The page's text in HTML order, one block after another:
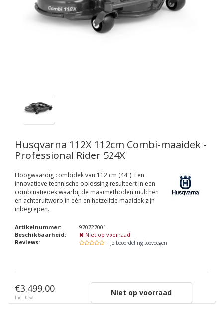
Husqvarna 112X 112cm Combi-maaidek -
Professional Rider 524X
Hoogwaardig combidek van 112 cm (44"). Een
innovatieve technische oplossing resulteert in een
combinatiedek waarbij de maaimethoden mulchen
en achteruitworp in één en hetzelfde maaidek zijn
inbegrepen.
Artikelnummer:
970727001
Beschikbaarheid:
Niet op voorraad
Reviews:
| Je beoordeling toevoegen
€3.499,00
Incl. btw
Niet op voorraad